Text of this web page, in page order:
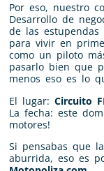
Por eso, nuestro
Desarrollo de
de las
para vivir en
como un piloto
pasarlo bien que
menos eso es lo
El lugar: Circuito
La fecha: este
motores!
Si pensabas que
aburrida, eso es